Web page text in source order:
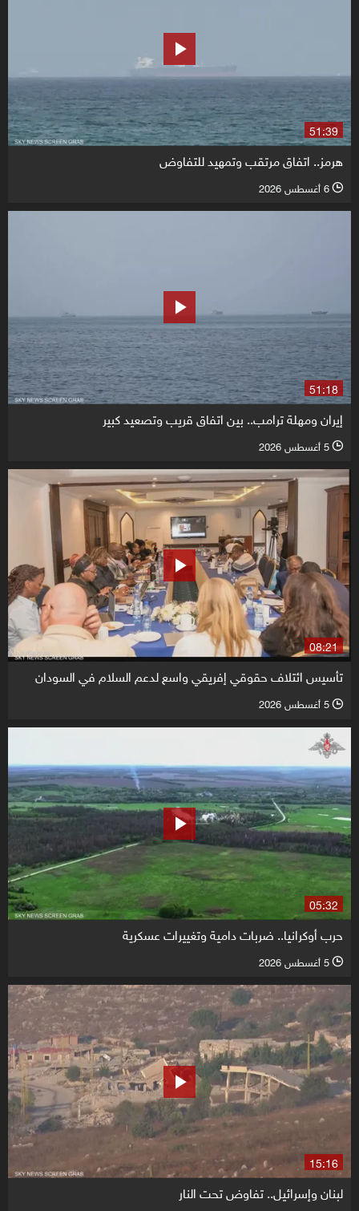
51:39
هرمز.. اتفاق مرتقب وتمهيد للتفاوض
l 6 أغسطس 2026
51:18
إيران ومهلة ترامب.. بين اتفاق قريب وتصعيد كبير
l 5 أغسطس 2026
08:21
تأسيس ائتلاف حقوقي إفريقي واسع لدعم السلام في السودان
l 5 أغسطس 2026
05:32
حرب أوكرانيا.. ضربات دامية وتغييرات عسكرية
l 5 أغسطس 2026
15:16
لبنان وإسرائيل.. تفاوض تحت النار